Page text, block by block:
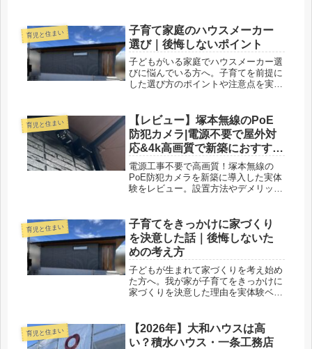
育児と住まい
子育て家庭のハウスメーカー
選び｜後悔しないポイント
子どもがいる家庭でハウスメーカー選
びに悩んでいる方へ。子育てを前提に
した選び方のポイントや注意点を実体
育児と住まい
【レビュー】塚本無線のPoE
防犯カメラ|電源不要で屋外対
応&4k高画質で新築におすす
め！
電源工事不要で高画質！塚本無線の
PoE防犯カメラを新築に導入した実体
験をレビュー。設置方法やデメリット
育児と住まい
子育てをきっかけに家づくり
を決意した話｜後悔しないた
めの考え方
子どもが生まれて家づくりを考え始め
た方へ。我が家が子育てをきっかけに
家づくりを決意した理由を実体験ベー
育児と住まい
【2026年】大和ハウスは高
い？積水ハウス・一条工務店